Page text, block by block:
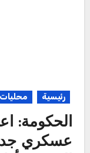
رئيسية محليات
الحكومة:
عسكري